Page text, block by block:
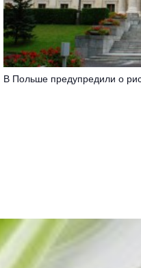
В Польше предупредили о